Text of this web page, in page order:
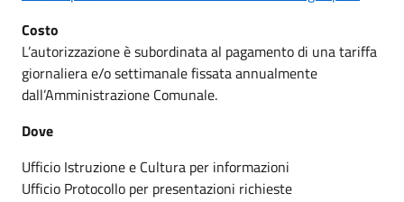
Costo
L’autorizzazione è subordinata al pagamento di una tariffa
giornaliera e/o settimanale fissata annualmente
dall’Amministrazione Comunale.
Dove
Ufficio Istruzione e Cultura per informazioni
Ufficio Protocollo per presentazioni richieste